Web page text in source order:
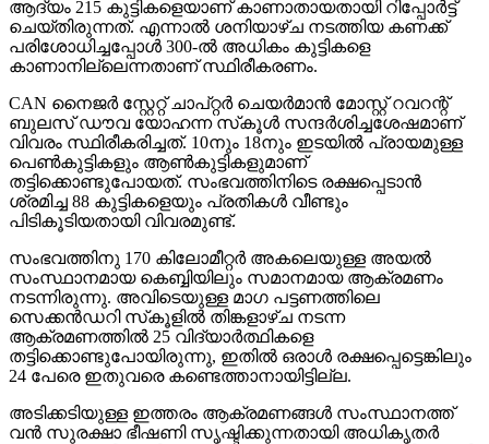
ആദ്യം 215 കുട്ടികളെയാണ് കാണാതായതായി റിപ്പോര്‍ട്ട്
ചെയ്തിരുന്നത്. എന്നാല്‍ ശനിയാഴ്ച നടത്തിയ കണക്ക്
പരിശോധിച്ചപ്പോള്‍ 300-ല്‍ അധികം കുട്ടികളെ
കാണാനില്ലെന്നതാണ് സ്ഥിരീകരണം.
CAN നൈജര്‍ സ്റ്റേറ്റ് ചാപ്റ്റര്‍ ചെയര്‍മാന്‍ മോസ്റ്റ് റവറന്റ്
ബുലസ് ഡൗവ യോഹന്ന സ്‌കൂള്‍ സന്ദര്‍ശിച്ചശേഷമാണ്
വിവരം സ്ഥിരീകരിച്ചത്. 10നും 18നും ഇടയില്‍ പ്രായമുള്ള
പെണ്‍കുട്ടികളും ആണ്‍കുട്ടികളുമാണ്
തട്ടിക്കൊണ്ടുപോയത്. സംഭവത്തിനിടെ രക്ഷപ്പെടാന്‍
ശ്രമിച്ച 88 കുട്ടികളെയും പ്രതികള്‍ വീണ്ടും
പിടികൂടിയതായി വിവരമുണ്ട്.
സംഭവത്തിനു 170 കിലോമീറ്റര്‍ അകലെയുള്ള അയല്‍
സംസ്ഥാനമായ കെബ്ബിയിലും സമാനമായ ആക്രമണം
നടന്നിരുന്നു. അവിടെയുള്ള മാഗ പട്ടണത്തിലെ
സെക്കന്‍ഡറി സ്‌കൂളില്‍ തിങ്കളാഴ്ച നടന്ന
ആക്രമണത്തില്‍ 25 വിദ്യാര്‍ത്ഥികളെ
തട്ടിക്കൊണ്ടുപോയിരുന്നു, ഇതില്‍ ഒരാള്‍ രക്ഷപ്പെട്ടെങ്കിലും
24 പേരെ ഇതുവരെ കണ്ടെത്താനായിട്ടില്ല.
അടിക്കടിയുള്ള ഇത്തരം ആക്രമണങ്ങള്‍ സംസ്ഥാനത്ത്
വന്‍ സുരക്ഷാ ഭീഷണി സൃഷ്ടിക്കുന്നതായി അധികൃതര്‍